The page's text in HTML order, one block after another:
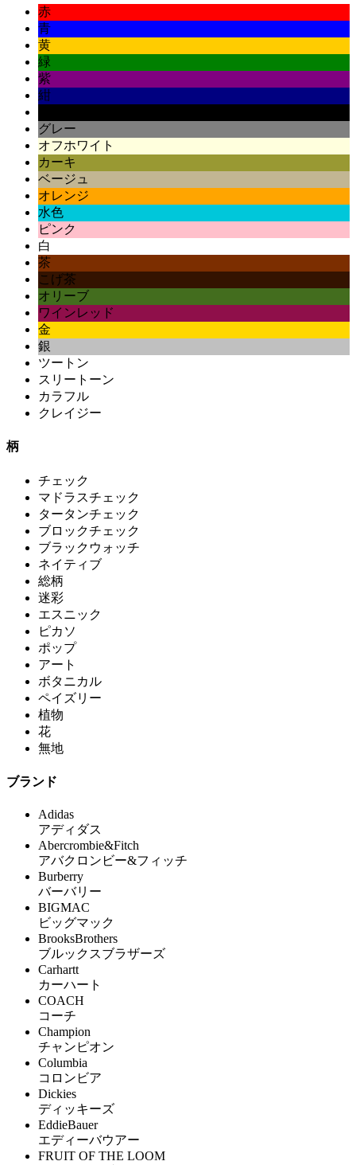
赤
青
黄
緑
紫
紺
グレー
オフホワイト
カーキ
ベージュ
オレンジ
水色
ピンク
白
茶
こげ茶
オリーブ
ワインレッド
金
銀
ツートン
スリートーン
カラフル
クレイジー
柄
チェック
マドラスチェック
タータンチェック
ブロックチェック
ブラックウォッチ
ネイティブ
総柄
迷彩
エスニック
ピカソ
ポップ
アート
ボタニカル
ペイズリー
植物
花
無地
ブランド
Adidas
アディダス
Abercrombie&Fitch
アバクロンビー&フィッチ
Burberry
バーバリー
BIGMAC
ビッグマック
BrooksBrothers
ブルックスブラザーズ
Carhartt
カーハート
COACH
コーチ
Champion
チャンピオン
Columbia
コロンビア
Dickies
ディッキーズ
EddieBauer
エディーバウアー
FRUIT OF THE LOOM